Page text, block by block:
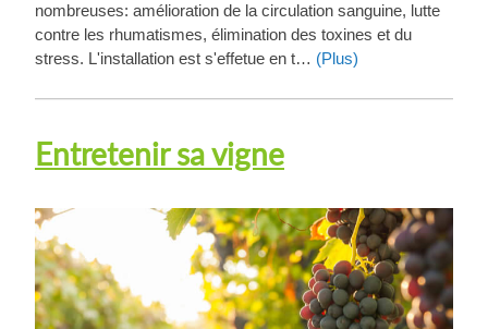
nombreuses: amélioration de la circulation sanguine, lutte
contre les rhumatismes, élimination des toxines et du
stress. L'installation est s'effetue en t… (Plus)
Entretenir sa vigne